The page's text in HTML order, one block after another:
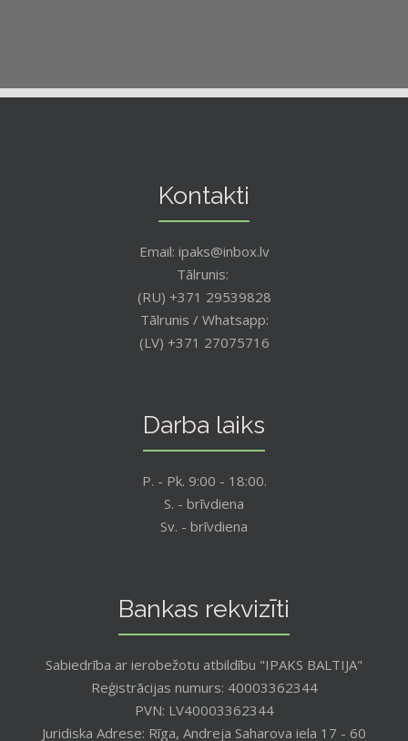
Kontakti
Email: ipaks@inbox.lv
Tālrunis:
(RU) +371 29539828
Tālrunis / Whatsapp:
(LV) +371 27075716
Darba laiks
P. - Pk. 9:00 - 18:00.
S. - brīvdiena
Sv. - brīvdiena
Bankas rekvizīti
Sabiedrība ar ierobežotu atbildību "IPAKS BALTIJA"
Reģistrācijas numurs: 40003362344
PVN: LV40003362344
Juridiska Adrese: Rīga, Andreja Saharova iela 17 - 60